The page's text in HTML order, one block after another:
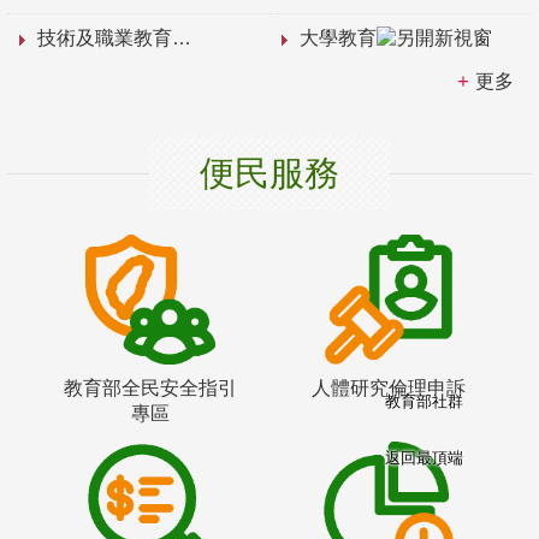
技術及職業教育 大學教育
更多
便民服務
教育部全民安全指引
專區
人體研究倫理申訴
教育部社群
返回最頂端